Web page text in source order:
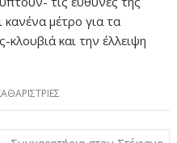
κανένα μέτρο για τα
κλουβιά και την έλλειψη